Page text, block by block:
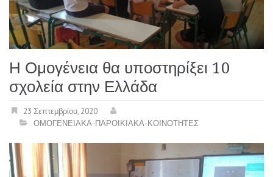
Η Ομογένεια θα υποστηρίξει 10
σχολεία στην Ελλάδα
23 Σεπτεμβρίου, 2020
ΟΜΟΓΕΝΕΙΑΚΑ-ΠΑΡΟΙΚΙΑΚΑ-ΚΟΙΝΟΤΗΤΕΣ